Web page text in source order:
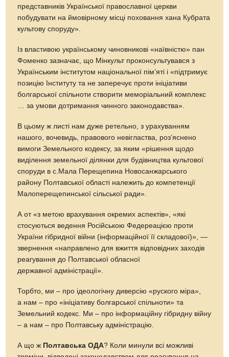
представників Української православної церкви
побудувати на ймовірному місці поховання хана Кубрата
культову споруду».
Із властивою українському чиновникові «наївністю» пан
Фоменко зазначає, що Мінкульт проконсультувався з
Українським інститутом національної пім’яті і «підтримує
позицію Інституту та не заперечує проти ініціативи
болгарської спільноти створити меморіальний комплекс
… за умови дотримання чинного законодавства».
В цьому ж листі нам дуже ретельно, з урахуванням
нашого, вочевидь, правового невігластва, роз’яснено
вимоги Земельного кодексу, за яким «рішення щодо
виділення земельної ділянки для будівництва культової
споруди в с.Мала Перещепина Новосанжарського
району Полтавської області належить до компетенції
Малоперещепинської сільської ради».
А от «з метою врахування окремих аспектів», «які
стосуються ведення Російською Федереацією проти
України гібридної війни (інформаційної її складової)», —
звернення «направлено для вжиття відповідних заходів
реагування до Полтавської обласної
державної адміністрації».
Торбто, ми – про ідеологічну диверсію «руского міра»,
а нам – про «ініціативу болгарської спільноти» та
Земельний кодекс. Ми – про інформаційну гібридну війну
– а нам – про Полтавську адміністрацію.
А що ж Полтавська ОДА? Коли минули всі можливі